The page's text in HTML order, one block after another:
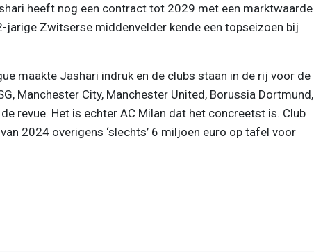
heeft nog een contract tot 2029 met een marktwaarde
jarige Zwitserse middenvelder kende een topseizoen bij
maakte Jashari indruk en de clubs staan in de rij voor de
Manchester City, Manchester United, Borussia Dortmund,
revue. Het is echter AC Milan dat het concreetst is. Club
2024 overigens ‘slechts’ 6 miljoen euro op tafel voor